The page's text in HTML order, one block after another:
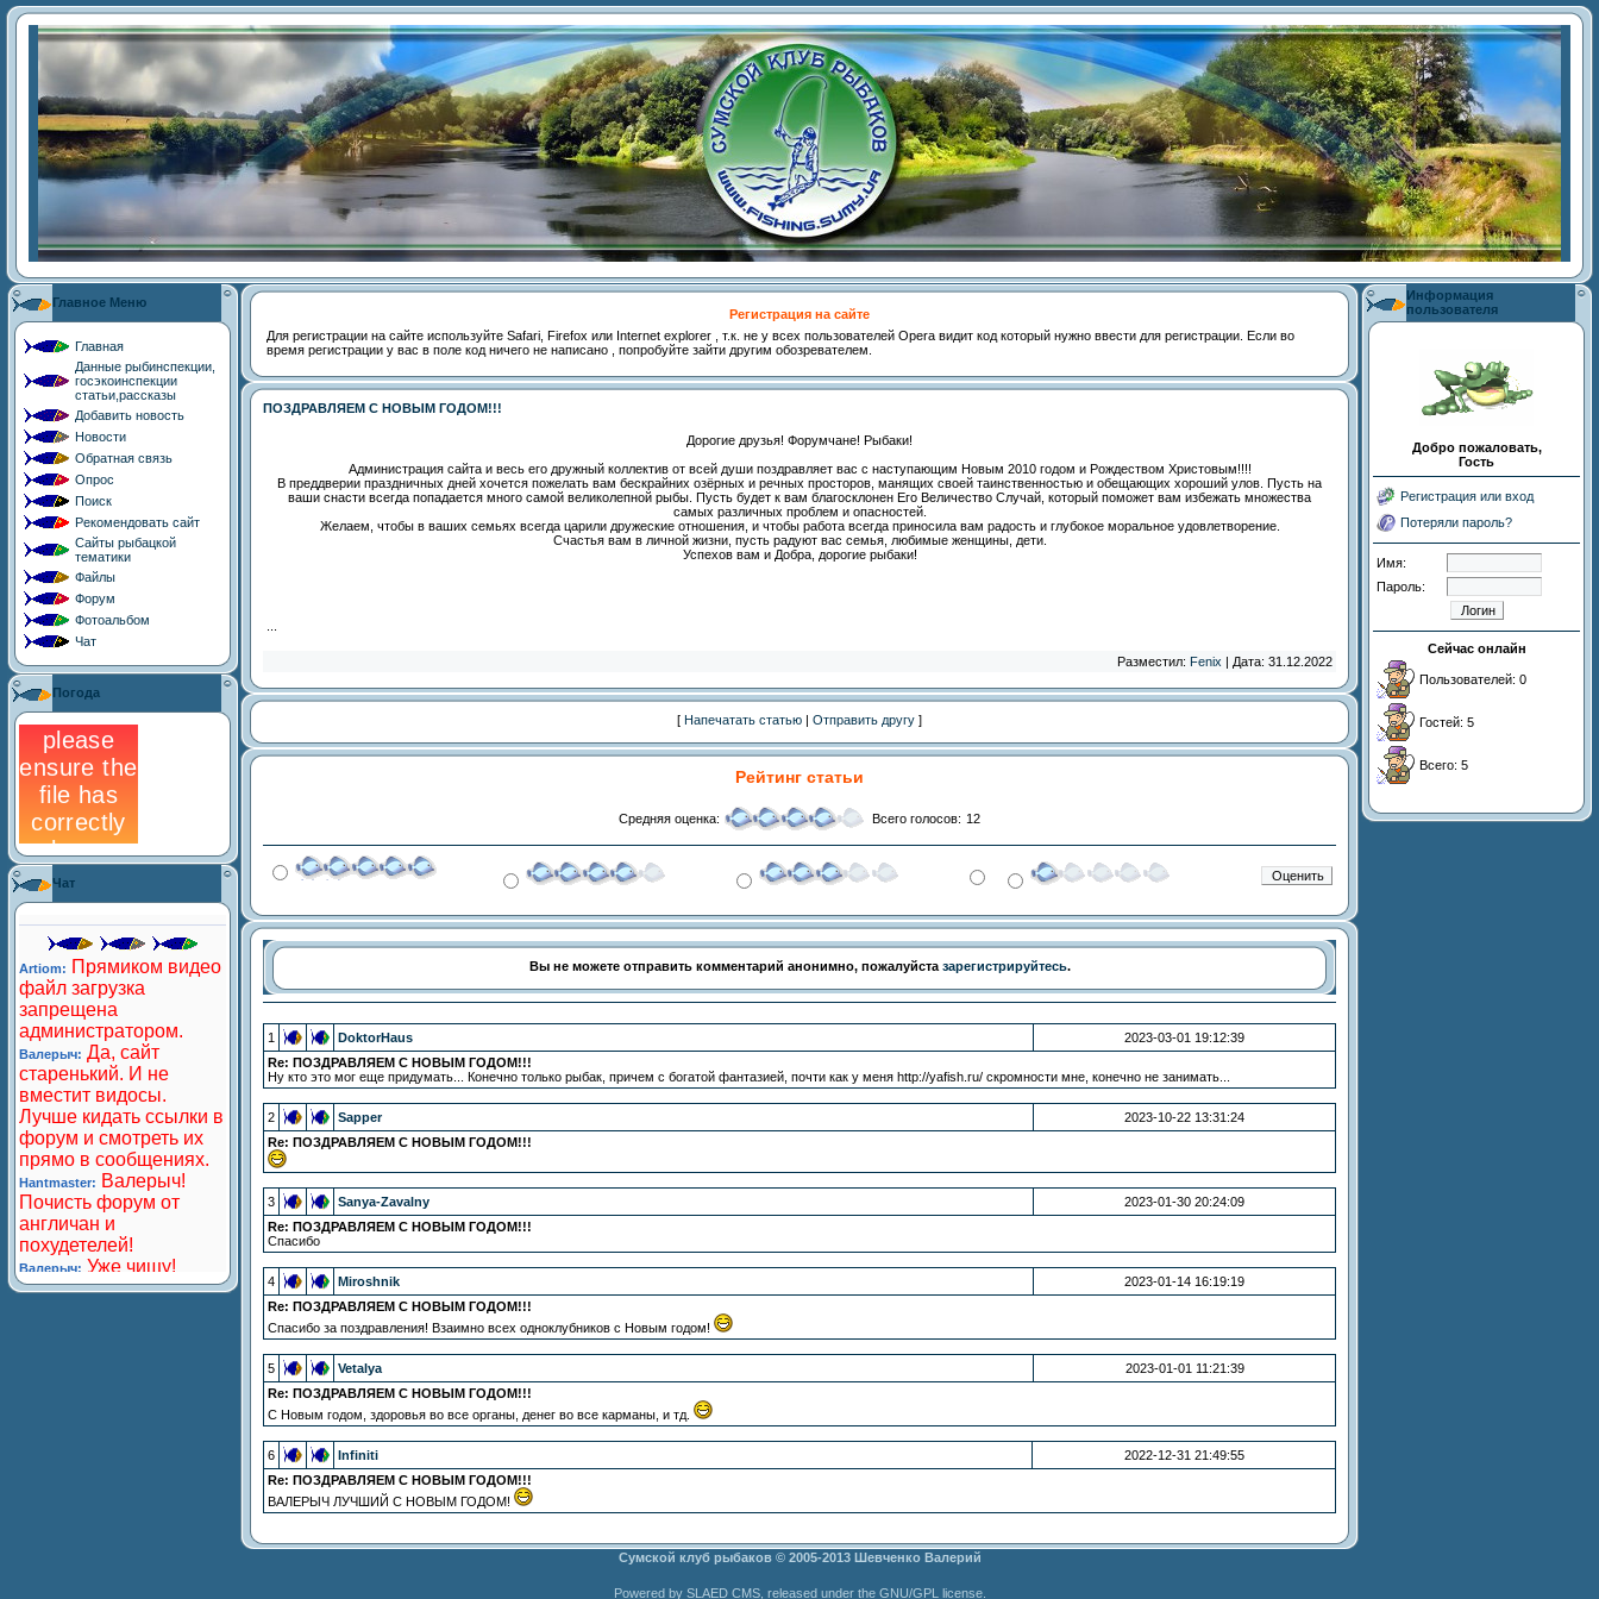
Главное Меню
Главная
Данные рыбинспекции,
госэкоинспекции
статьи,рассказы
Добавить новость
Новости
Обратная связь
Опрос
Поиск
Рекомендовать сайт
Сайты рыбацкой
тематики
Файлы
Форум
Фотоальбом
Чат
Погода
Чат
Регистрация на сайте
Для регистрации на сайте используйте Safari, Firefox или Internet explorer , т.к. не у всех пользователей Opera видит код который нужно ввести для регистрации. Если во
время регистрации у вас в поле код ничего не написано , попробуйте зайти другим обозревателем.
ПОЗДРАВЛЯЕМ С НОВЫМ ГОДОМ!!!
Дорогие друзья! Форумчане! Рыбаки!
Администрация сайта и весь его дружный коллектив от всей души поздравляет вас с наступающим Новым 2010 годом и Рождеством Христовым!!!!
В преддверии праздничных дней хочется пожелать вам бескрайних озёрных и речных просторов, манящих своей таинственностью и обещающих хороший улов. Пусть на
ваши снасти всегда попадается много самой великолепной рыбы. Пусть будет к вам благосклонен Его Величество Случай, который поможет вам избежать множества
самых различных проблем и опасностей.
Желаем, чтобы в ваших семьях всегда царили дружеские отношения, и чтобы работа всегда приносила вам радость и глубокое моральное удовлетворение.
Счастья вам в личной жизни, пусть радуют вас семья, любимые женщины, дети.
Успехов вам и Добра, дорогие рыбаки!
Разместил: Fenix | Дата: 31.12.2022
[ Напечатать статью | Отправить другу ]
Рейтинг статьи
Средняя оценка: Всего голосов: 12
Вы не можете отправить комментарий анонимно, пожалуйста зарегистрируйтесь.
1 DoktorHaus
2023-03-01 19:12:39
Re: ПОЗДРАВЛЯЕМ С НОВЫМ ГОДОМ!!!
Ну кто это мог еще придумать... Конечно только рыбак, причем с богатой фантазией, почти как у меня http://yafish.ru/ скромности мне, конечно не занимать...
2 Sapper
2023-10-22 13:31:24
Re: ПОЗДРАВЛЯЕМ С НОВЫМ ГОДОМ!!!
3 Sanya-Zavalny
2023-01-30 20:24:09
Re: ПОЗДРАВЛЯЕМ С НОВЫМ ГОДОМ!!!
Спасибо
4 Miroshnik
2023-01-14 16:19:19
Re: ПОЗДРАВЛЯЕМ С НОВЫМ ГОДОМ!!!
Спасибо за поздравления! Взаимно всех одноклубников с Новым годом!
5 Vetalya
2023-01-01 11:21:39
Re: ПОЗДРАВЛЯЕМ С НОВЫМ ГОДОМ!!!
C Новым годом, здоровья во все органы, денег во все карманы, и тд.
6 Infiniti
2022-12-31 21:49:55
Re: ПОЗДРАВЛЯЕМ С НОВЫМ ГОДОМ!!!
ВАЛЕРЫЧ ЛУЧШИЙ С НОВЫМ ГОДОМ!
Информация
пользователя
Добро пожаловать,
Гость
Регистрация или вход
Потеряли пароль?
Имя:
Пароль:
Сейчас онлайн
Пользователей: 0
Гостей: 5
Всего: 5
Сумской клуб рыбаков © 2005-2013 Шевченко Валерий
Powered by SLAED CMS, released under the GNU/GPL license.